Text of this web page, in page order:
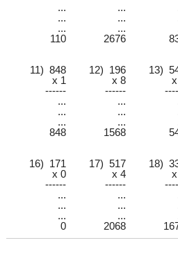
...
...
...
...
...
...
110
2676
11) 848 12) 196 13)
x 1
x 8
------
------
...
...
...
...
...
...
848
1568
16) 171 17) 517 18)
x 0
x 4
------
------
...
...
...
...
...
...
0
2068